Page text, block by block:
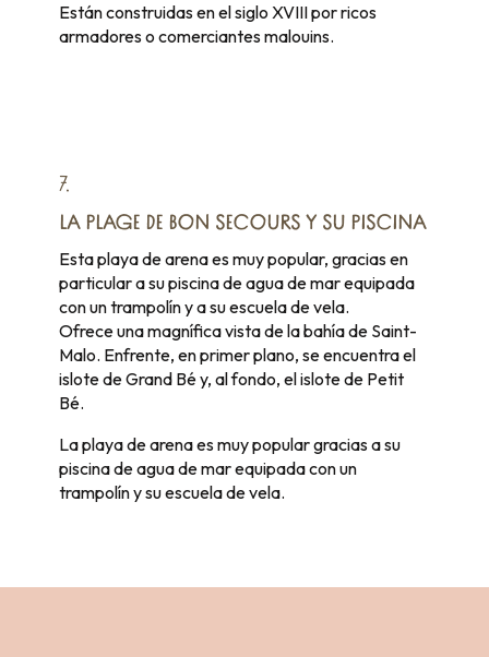
Están construidas en el siglo XVIII por ricos
armadores o comerciantes malouins.
7.
LA PLAGE DE BON SECOURS Y SU PISCINA
Esta playa de arena es muy popular, gracias en
particular a su piscina de agua de mar equipada
con un trampolín y a su escuela de vela.
Ofrece una magnífica vista de la bahía de Saint-
Malo. Enfrente, en primer plano, se encuentra el
islote de Grand Bé y, al fondo, el islote de Petit
Bé.
La playa de arena es muy popular gracias a su
piscina de agua de mar equipada con un
trampolín y su escuela de vela.